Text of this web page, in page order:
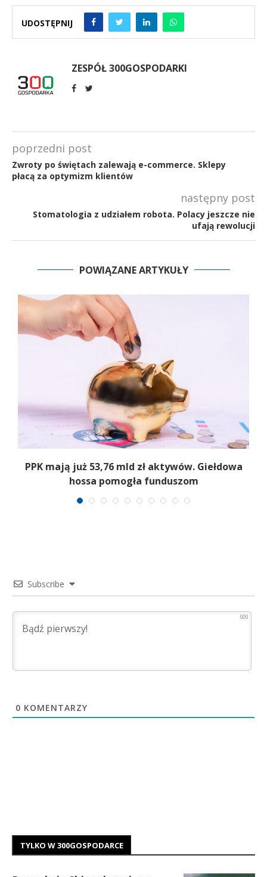
UDOSTĘPNIJ
ZESPÓŁ 300GOSPODARKI
poprzedni post
Zwroty po świętach zalewają e-commerce. Sklepy
płacą za optymizm klientów
następny post
Stomatologia z udziałem robota. Polacy jeszcze nie
ufają rewolucji
POWIĄZANE ARTYKUŁY
PPK mają już 53,76 mld zł aktywów. Giełdowa
hossa pomogła funduszom
Subscribe
500
0 KOMENTARZY
TYLKO W 300GOSPODARCE